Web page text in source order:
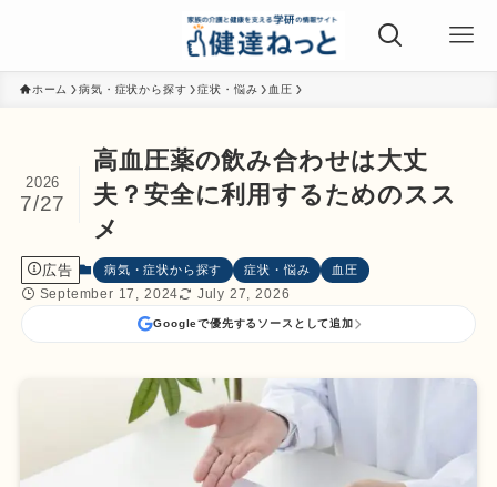
ホーム 病気・症状から探す 症状・悩み 血圧
高血圧薬の飲み合わせは大丈
夫？安全に利用するためのスス
メ
2026
7/27
広告 病気・症状から探す 症状・悩み 血圧
September 17, 2024 July 27, 2026
Googleで優先するソースとして追加